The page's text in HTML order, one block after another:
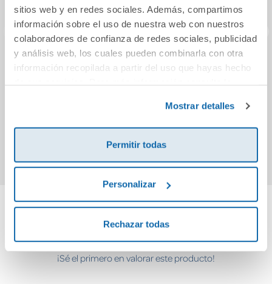
sitios web y en redes sociales. Además, compartimos
información sobre el uso de nuestra web con nuestros
colaboradores de confianza de redes sociales, publicidad
y análisis web, los cuales pueden combinarla con otra
información recopilada a partir del uso que hayas hecho
Mostrar detalles
Permitir todas
Personalizar
Rechazar todas
¡Silencio!
La fábula del zorro
16,00€
Cuéntanos tu opinión
¡Sé el primero en valorar este producto!